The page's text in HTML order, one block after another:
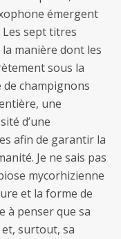
émergent
sept titres
manière dont les
sous la
champignons
une
d’une
afin de garantir la
Je ne sais pas
mycorhizienne
et la forme de
à penser que sa
surtout, sa